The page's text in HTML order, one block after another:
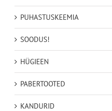
PUHASTUSKEEMIA
SOODUS!
HÜGIEEN
PABERTOOTED
KANDURID